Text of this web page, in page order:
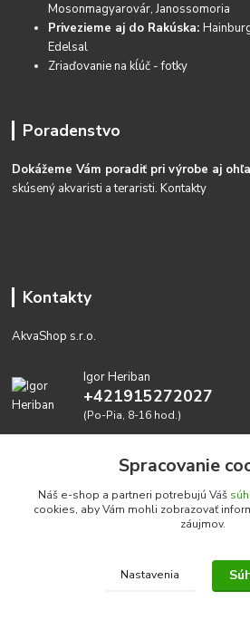
Mosonmagyarovár, Janossomoria
Privezieme aj do Rakúska:
Edelsal
Zriaďovanie na kĺúč - fotky
Poradenstvo
Dokážeme Vám poradiť pri výrobe aj
skúsený akvaristi a teraristi.Kontakty
Kontakty
AkvaShop s.r.o.
Igor Heriban
+421915272027
(Po-Pia, 8-16 hod.)
Realizujeme prírodné akvária:
Spracovanie
Náš e-shop a partneri potrebujú Váš
cookies, aby Vám mohli zobrazovať
záujmov.
Nastavenia